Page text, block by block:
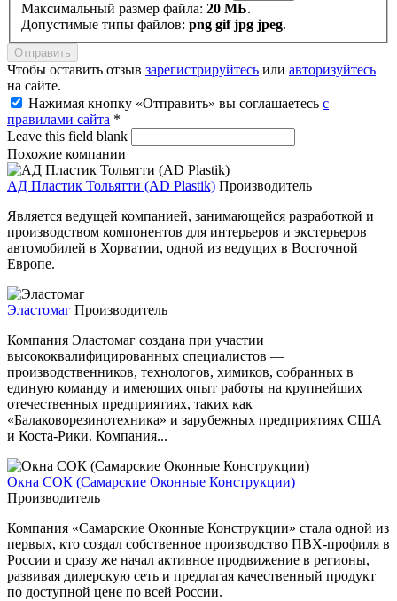
Максимальный размер файла: 20 МБ.
Допустимые типы файлов: png gif jpg jpeg.
Чтобы оставить отзыв зарегистрируйтесь или авторизуйтесь
на сайте.
Нажимая кнопку «Отправить» вы соглашаетесь с
правилами сайта *
Leave this field blank
Похожие компании
АД Пластик Тольятти (AD Plastik) Производитель
Является ведущей компанией, занимающейся разработкой и
производством компонентов для интерьеров и экстерьеров
автомобилей в Хорватии, одной из ведущих в Восточной
Европе.
Эластомаг Производитель
Компания Эластомаг создана при участии
высококвалифицированных специалистов —
производственников, технологов, химиков, собранных в
единую команду и имеющих опыт работы на крупнейших
отечественных предприятиях, таких как
«Балаковорезинотехника» и зарубежных предприятиях США
и Коста-Рики. Компания...
Окна СОК (Самарские Оконные Конструкции)
Производитель
Компания «Самарские Оконные Конструкции» стала одной из
первых, кто создал собственное производство ПВХ-профиля в
России и сразу же начал активное продвижение в регионы,
развивая дилерскую сеть и предлагая качественный продукт
по доступной цене по всей России.